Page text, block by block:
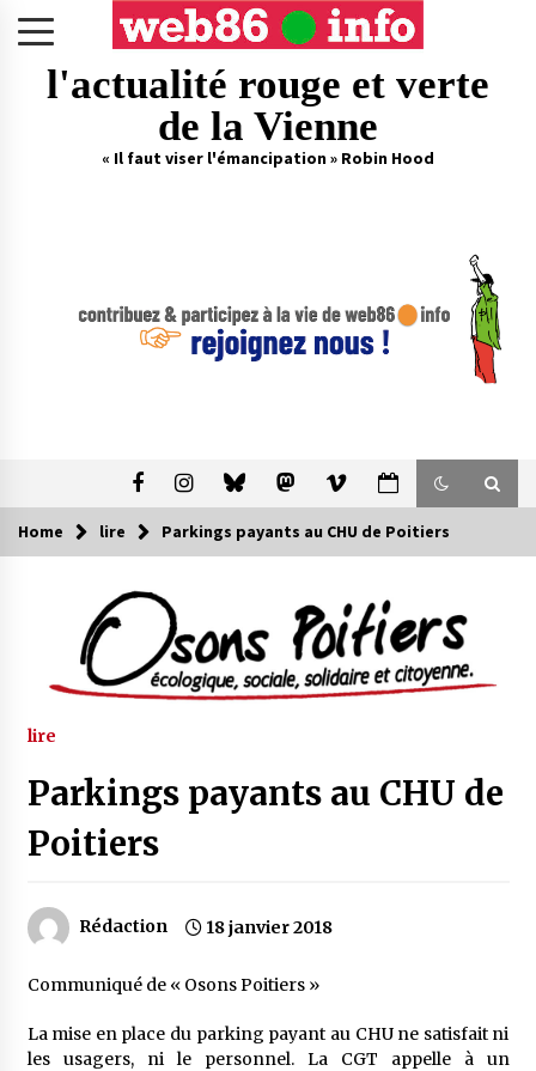
l'actualité rouge et verte
de la Vienne
« Il faut viser l'émancipation » Robin Hood
Home lire Parkings payants au CHU de Poitiers
lire
Parkings payants au CHU de
Poitiers
Rédaction 18 janvier 2018
Communiqué de « Osons Poitiers »
La mise en place du parking payant au CHU ne satisfait ni
les usagers, ni le personnel. La CGT appelle à un